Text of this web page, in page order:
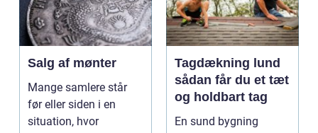
Salg af mønter
Mange samlere står
før eller siden i en
situation, hvor
Tagdækning lund
sådan får du et tæt
og holdbart tag
En sund bygning